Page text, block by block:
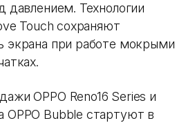
давлением. Технологии
Touch сохраняют
экрана при работе мокрыми
OPPO Reno16 Series и
OPPO Bubble стартуют в